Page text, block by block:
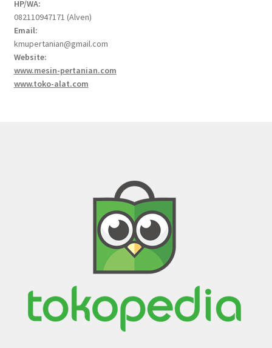
HP/WA:
082110947171 (Alven)
Email:
kmupertanian@gmail.com
Website:
www.mesin-pertanian.com
www.toko-alat.com